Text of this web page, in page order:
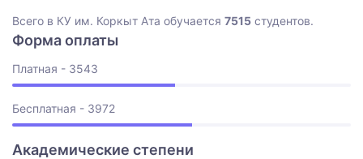
Всего в КУ им. Коркыт Ата обучается 7515 студентов.
Форма оплаты
Платная - 3543
Бесплатная - 3972
Академические степени